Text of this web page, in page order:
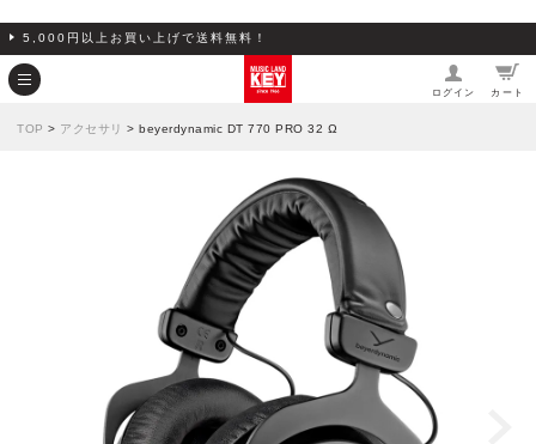
5,000円以上お買い上げで送料無料！
ログイン カート
TOP > アクセサリ > beyerdynamic DT 770 PRO 32 Ω